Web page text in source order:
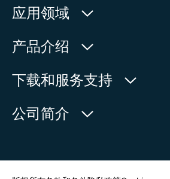
欧玛执行器(中国)有限公司
人民北路171号
215499
邮箱:mailbox@auma-
联系表
应用领域
水利
电力
通用工业
产品介绍
产品查询
下载和服务支持
欧玛中国联系方式
公司简介